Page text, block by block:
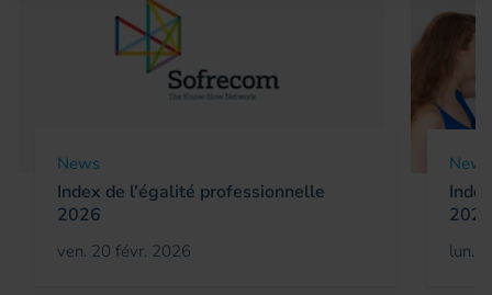
News
Index de l'égalité professionnelle
2026
ven. 20 févr. 2026
News
2025
lun.